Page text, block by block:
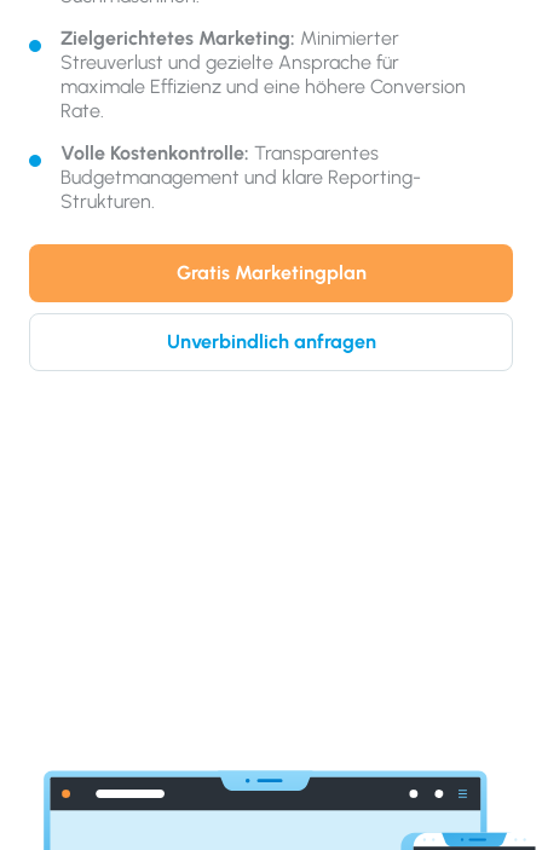
Zielgerichtetes Marketing: Minimierter
Streuverlust und gezielte Ansprache für
maximale Effizienz und eine höhere Conversion
Rate.
Volle Kostenkontrolle: Transparentes
Budgetmanagement und klare Reporting-
Strukturen.
Gratis Marketingplan
Unverbindlich anfragen